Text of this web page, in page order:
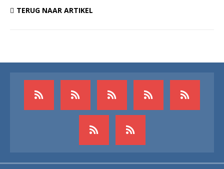
TERUG NAAR ARTIKEL